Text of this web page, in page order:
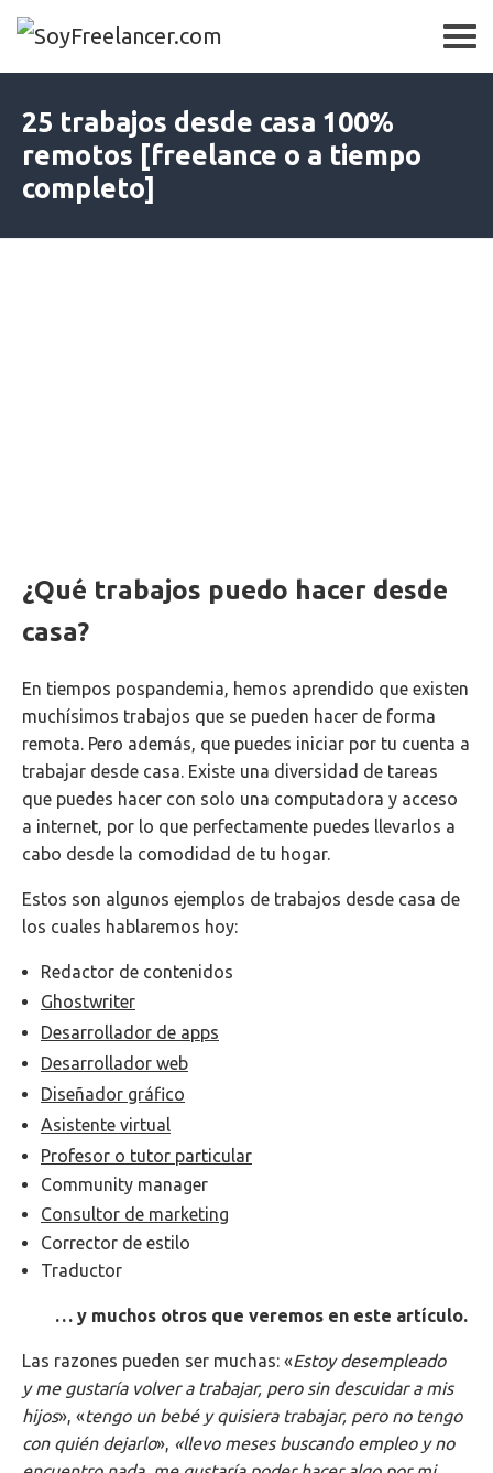
25 trabajos desde casa 100%
remotos [freelance o a tiempo
completo]
¿Qué trabajos puedo hacer desde
casa?
En tiempos pospandemia, hemos aprendido que existen
muchísimos trabajos que se pueden hacer de forma
remota. Pero además, que puedes iniciar por tu cuenta a
trabajar desde casa. Existe una diversidad de tareas
que puedes hacer con solo una computadora y acceso
a internet, por lo que perfectamente puedes llevarlos a
cabo desde la comodidad de tu hogar.
Estos son algunos ejemplos de trabajos desde casa de
los cuales hablaremos hoy:
Redactor de contenidos
Ghostwriter
Desarrollador de apps
Desarrollador web
Diseñador gráfico
Asistente virtual
Profesor o tutor particular
Community manager
Consultor de marketing
Corrector de estilo
Traductor
… y muchos otros que veremos en este artículo.
Las razones pueden ser muchas: «Estoy desempleado
y me gustaría volver a trabajar, pero sin descuidar a mis
hijos», «tengo un bebé y quisiera trabajar, pero no tengo
con quién dejarlo», «llevo meses buscando empleo y no